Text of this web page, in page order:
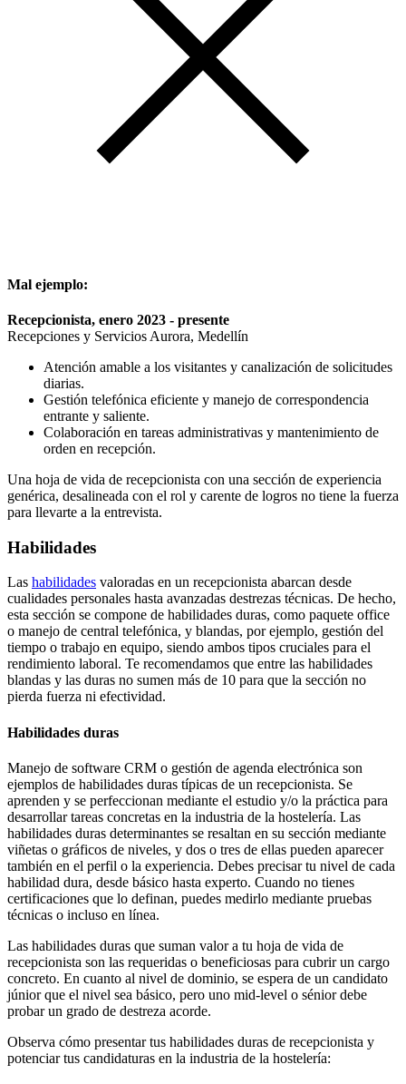
Mal ejemplo:
Recepcionista, enero 2023 - presente
Recepciones y Servicios Aurora, Medellín
Atención amable a los visitantes y canalización de solicitudes
diarias.
Gestión telefónica eficiente y manejo de correspondencia
entrante y saliente.
Colaboración en tareas administrativas y mantenimiento de
orden en recepción.
Una hoja de vida de recepcionista con una sección de experiencia
genérica, desalineada con el rol y carente de logros no tiene la fuerza
para llevarte a la entrevista.
Habilidades
Las habilidades valoradas en un recepcionista abarcan desde
cualidades personales hasta avanzadas destrezas técnicas. De hecho,
esta sección se compone de habilidades duras, como paquete office
o manejo de central telefónica, y blandas, por ejemplo, gestión del
tiempo o trabajo en equipo, siendo ambos tipos cruciales para el
rendimiento laboral. Te recomendamos que entre las habilidades
blandas y las duras no sumen más de 10 para que la sección no
pierda fuerza ni efectividad.
Habilidades duras
Manejo de software CRM o gestión de agenda electrónica son
ejemplos de habilidades duras típicas de un recepcionista. Se
aprenden y se perfeccionan mediante el estudio y/o la práctica para
desarrollar tareas concretas en la industria de la hostelería. Las
habilidades duras determinantes se resaltan en su sección mediante
viñetas o gráficos de niveles, y dos o tres de ellas pueden aparecer
también en el perfil o la experiencia. Debes precisar tu nivel de cada
habilidad dura, desde básico hasta experto. Cuando no tienes
certificaciones que lo definan, puedes medirlo mediante pruebas
técnicas o incluso en línea.
Las habilidades duras que suman valor a tu hoja de vida de
recepcionista son las requeridas o beneficiosas para cubrir un cargo
concreto. En cuanto al nivel de dominio, se espera de un candidato
júnior que el nivel sea básico, pero uno mid-level o sénior debe
probar un grado de destreza acorde.
Observa cómo presentar tus habilidades duras de recepcionista y
potenciar tus candidaturas en la industria de la hostelería: